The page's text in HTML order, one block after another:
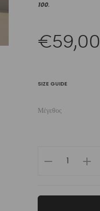
100.
€59,00
SIZE GUIDE
Μέγεθος
Women’s
Legging